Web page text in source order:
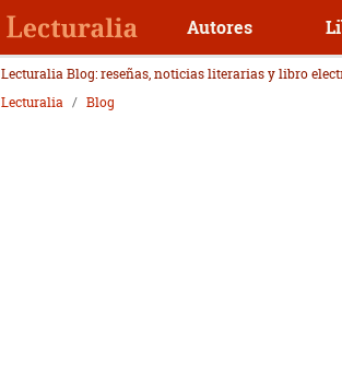
Autores
Lecturalia Blog: reseñas, noticias literarias y libro
Lecturalia
Blog